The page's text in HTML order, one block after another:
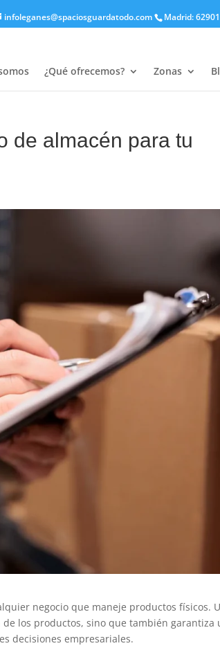
infoleganes@spaciosguardatodo.com Madrid:
¿Qué ofrecemos? Zonas
de almacén para tu
negocio que maneje productos físicos.
los productos, sino que también garantiza
decisiones empresariales.